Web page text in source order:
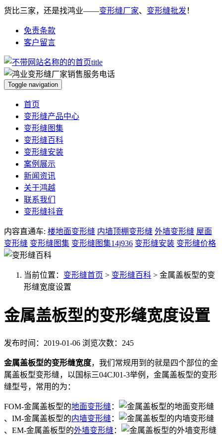
货比三家，还是找鸿业——变形缝厂家、 变形缝批发 ！
免责条款
客户留言
Toggle navigation
首页
变形缝产品中心
变形缝图集
变形缝百科
变形缝安装
案例展示
新闻资讯
关于鸿越
联系我们
变形缝抖音
内容直通车: 楼地面变形缝 内墙顶棚变形缝 外墙变形缝 屋面
变形缝 变形缝图集 变形缝图集14j936 变形缝安装 变形缝价格
当前位置： 变形缝首页 > 变形缝百科 > 金属盖板型的变
形缝宽度设置
金属盖板型的变形缝宽度设置
发布时间：2019-01-06 浏览次数：245
金属盖板型的变形缝宽度，我们常规用到的就是四个部位的金
属盖板型变形缝，以国标三04CJ01-3举例，金属盖板型的变形
缝型号，常用的为：
FOM-金属盖板型的地面变形缝 ：
、IM-金属盖板型的内墙变形缝 ：
、EM-金属盖板型的外墙变形缝 ：